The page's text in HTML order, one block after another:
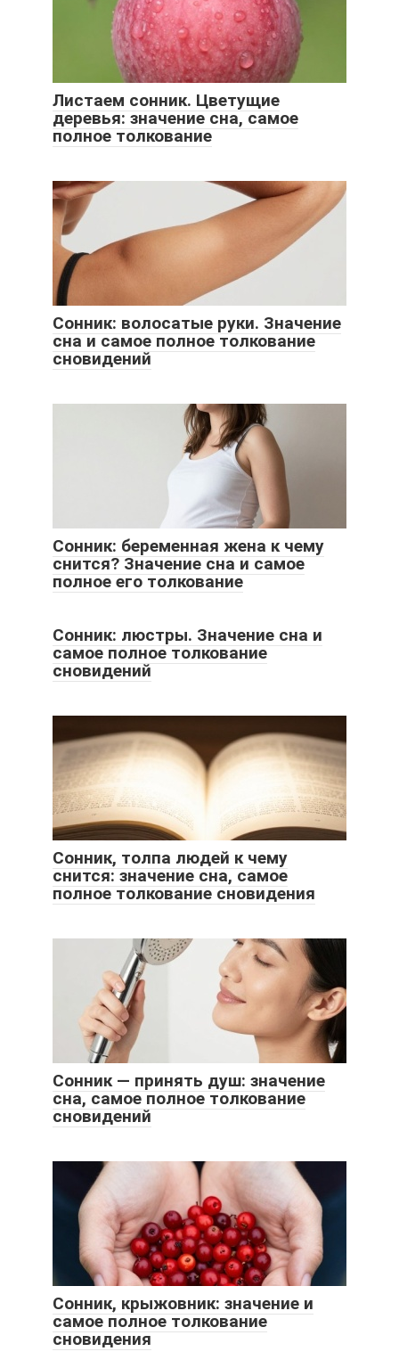
Листаем сонник. Цветущие
деревья: значение сна, самое
полное толкование
Сонник: волосатые руки. Значение
сна и самое полное толкование
сновидений
Сонник: беременная жена к чему
снится? Значение сна и самое
полное его толкование
Сонник: люстры. Значение сна и
самое полное толкование
сновидений
Сонник, толпа людей к чему
снится: значение сна, самое
полное толкование сновидения
Сонник — принять душ: значение
сна, самое полное толкование
сновидений
Сонник, крыжовник: значение и
самое полное толкование
сновидения